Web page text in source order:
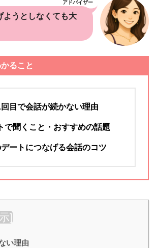
アドバイザー
ようとしなくても大
ること
目で会話が続かない理由
で聞くこと・おすすめの話題
ートにつなげる会話のコツ
]
い理由